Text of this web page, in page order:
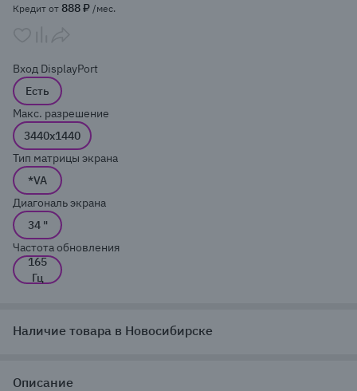
Кредит от 888 ₽ /мес.
Вход DisplayPort
Есть
Макс. разрешение
3440x1440
Тип матрицы экрана
*VA
Диагональ экрана
34 "
Частота обновления
165
Гц
Наличие товара в Новосибирске
Описание